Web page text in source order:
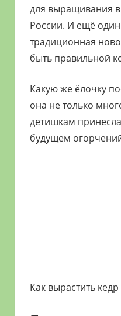
для выращивания
России. И ещё
традиционная
быть правильной
Какую же ёлочку
она не только
детишкам
будущем
Как вырастить